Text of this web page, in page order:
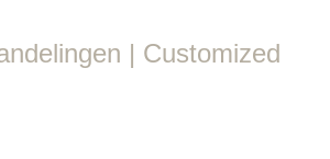
| Customized